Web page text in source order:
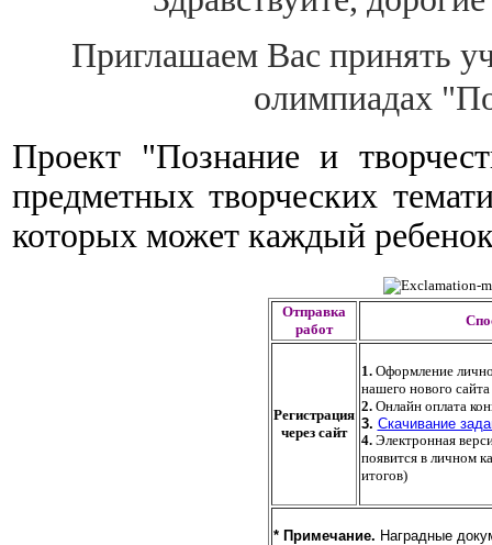
Приглашаем Вас принять
олимпиадах
Проект "Познание и
предметных творческих
которых может каждый
Отправка
работ
Регистрация
через сайт
1.Оформление
нашего нового сайта
2.Онлайн оплата
3. Скачивание
4. Электронная
появится в личном
итогов)
* Примечание. Наградные